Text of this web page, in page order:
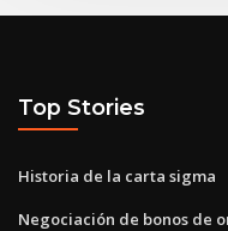
Top Stories
Historia de la carta sigma
Negociación de bonos de